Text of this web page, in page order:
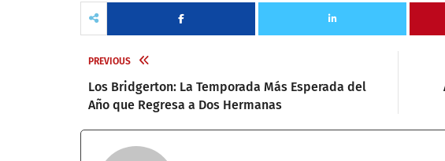
PREVIOUS
Los Bridgerton: La Temporada Más Esperada del
Año que Regresa a Dos Hermanas